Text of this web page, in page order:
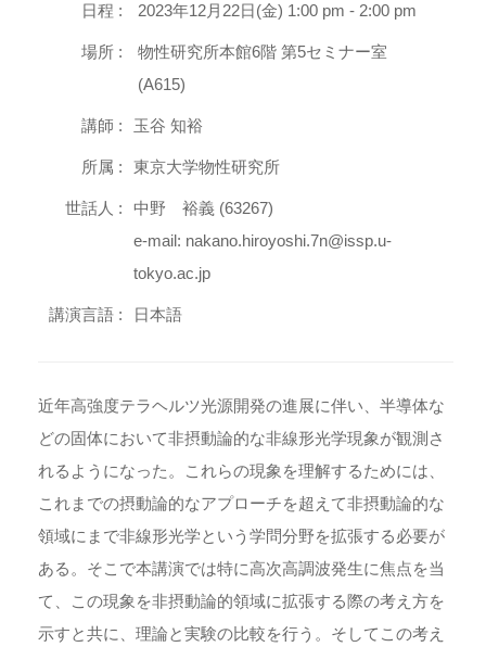
日程 : 2023年12月22日(金) 1:00 pm - 2:00 pm
場所 :
物性研究所本館6階 第5セミナー室
(A615)
講師 : 玉谷 知裕
所属 : 東京大学物性研究所
世話人 :
中野 裕義 (63267)
e-mail: nakano.hiroyoshi.7n@issp.u-
tokyo.ac.jp
講演言語 : 日本語
近年高強度テラヘルツ光源開発の進展に伴い、半導体な
どの固体において非摂動論的な非線形光学現象が観測さ
れるようになった。これらの現象を理解するためには、
これまでの摂動論的なアプローチを超えて非摂動論的な
領域にまで非線形光学という学問分野を拡張する必要が
ある。そこで本講演では特に高次高調波発生に焦点を当
て、この現象を非摂動論的領域に拡張する際の考え方を
示すと共に、理論と実験の比較を行う。そしてこの考え